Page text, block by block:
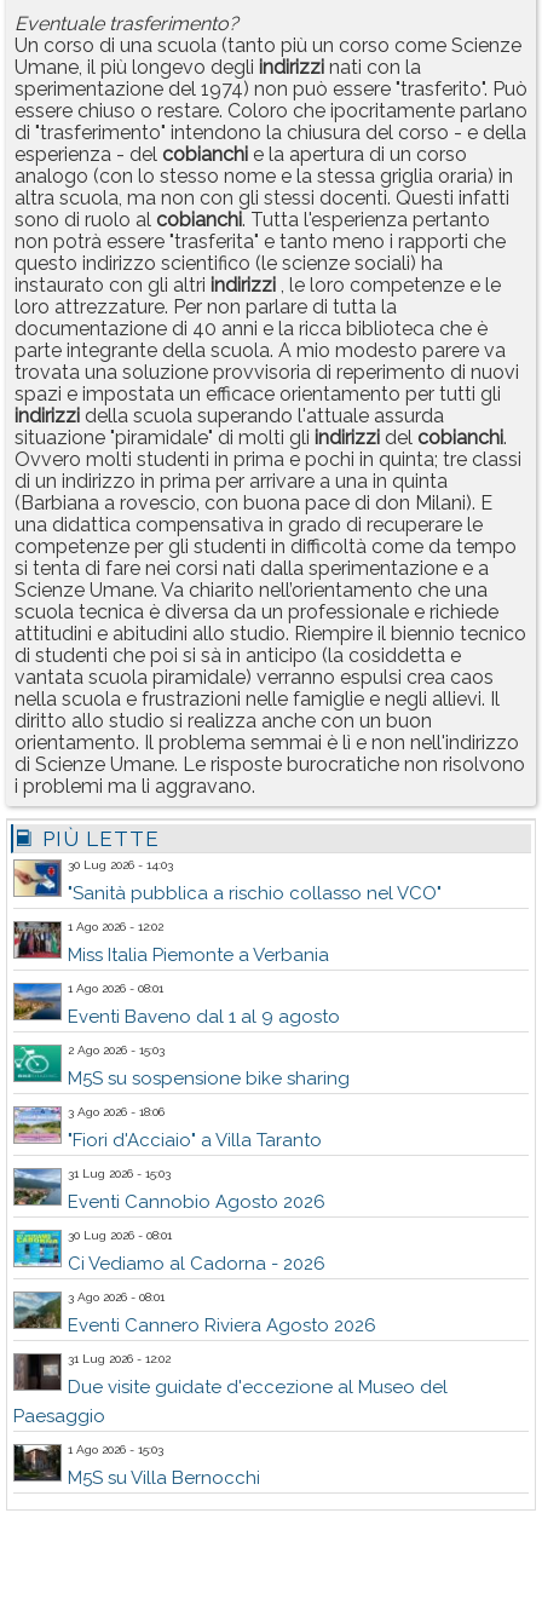
Eventuale trasferimento?
Un corso di una scuola (tanto più un corso come Scienze
Umane, il più longevo degli indirizzi nati con la
sperimentazione del 1974) non può essere "trasferito". Può
essere chiuso o restare. Coloro che ipocritamente parlano
di "trasferimento" intendono la chiusura del corso - e della
esperienza - del cobianchi e la apertura di un corso
analogo (con lo stesso nome e la stessa griglia oraria) in
altra scuola, ma non con gli stessi docenti. Questi infatti
sono di ruolo al cobianchi. Tutta l'esperienza pertanto
non potrà essere "trasferita" e tanto meno i rapporti che
questo indirizzo scientifico (le scienze sociali) ha
instaurato con gli altri indirizzi , le loro competenze e le
loro attrezzature. Per non parlare di tutta la
documentazione di 40 anni e la ricca biblioteca che è
parte integrante della scuola. A mio modesto parere va
trovata una soluzione provvisoria di reperimento di nuovi
spazi e impostata un efficace orientamento per tutti gli
indirizzi della scuola superando l'attuale assurda
situazione "piramidale" di molti gli indirizzi del cobianchi.
Ovvero molti studenti in prima e pochi in quinta; tre classi
di un indirizzo in prima per arrivare a una in quinta
(Barbiana a rovescio, con buona pace di don Milani). E
una didattica compensativa in grado di recuperare le
competenze per gli studenti in difficoltà come da tempo
si tenta di fare nei corsi nati dalla sperimentazione e a
Scienze Umane. Va chiarito nell’orientamento che una
scuola tecnica è diversa da un professionale e richiede
attitudini e abitudini allo studio. Riempire il biennio tecnico
di studenti che poi si sà in anticipo (la cosiddetta e
vantata scuola piramidale) verranno espulsi crea caos
nella scuola e frustrazioni nelle famiglie e negli allievi. Il
diritto allo studio si realizza anche con un buon
orientamento. Il problema semmai è lì e non nell'indirizzo
di Scienze Umane. Le risposte burocratiche non risolvono
i problemi ma li aggravano.
PIÙ LETTE
30 Lug 2026 - 14:03
"Sanità pubblica a rischio collasso nel VCO"
1 Ago 2026 - 12:02
Miss Italia Piemonte a Verbania
1 Ago 2026 - 08:01
Eventi Baveno dal 1 al 9 agosto
2 Ago 2026 - 15:03
M5S su sospensione bike sharing
3 Ago 2026 - 18:06
"Fiori d'Acciaio" a Villa Taranto
31 Lug 2026 - 15:03
Eventi Cannobio Agosto 2026
30 Lug 2026 - 08:01
Ci Vediamo al Cadorna - 2026
3 Ago 2026 - 08:01
Eventi Cannero Riviera Agosto 2026
31 Lug 2026 - 12:02
Due visite guidate d'eccezione al Museo del
Paesaggio
1 Ago 2026 - 15:03
M5S su Villa Bernocchi